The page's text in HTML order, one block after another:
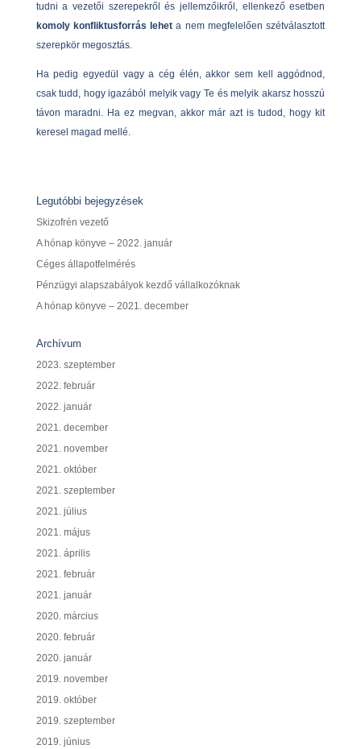
tudni a vezetői szerepekről és jellemzőikről, ellenkező esetben
komoly konfliktusforrás lehet a nem megfelelően szétválasztott
szerepkör megosztás.
Ha pedig egyedül vagy a cég élén, akkor sem kell aggódnod,
csak tudd, hogy igazából melyik vagy Te és melyik akarsz hosszú
távon maradni. Ha ez megvan, akkor már azt is tudod, hogy kit
keresel magad mellé.
Legutóbbi bejegyzések
Skizofrén vezető
A hónap könyve – 2022. január
Céges állapotfelmérés
Pénzügyi alapszabályok kezdő vállalkozóknak
A hónap könyve – 2021. december
Archívum
2023. szeptember
2022. február
2022. január
2021. december
2021. november
2021. október
2021. szeptember
2021. július
2021. május
2021. április
2021. február
2021. január
2020. március
2020. február
2020. január
2019. november
2019. október
2019. szeptember
2019. június